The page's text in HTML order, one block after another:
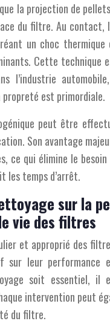
la projection de
du filtre. Au contact,
un choc thermique
Cette technique
l’industrie
est primordiale.
peut être
Son avantage
ce qui élimine le
les temps d’arrêt.
sur la
vie des filtres
et approprié des
sur leur performance
soit essentiel, il
intervention peut
du filtre.